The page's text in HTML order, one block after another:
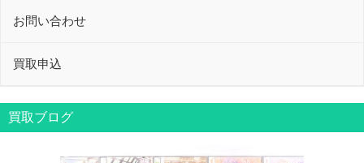
お問い合わせ
買取申込
買取ブログ